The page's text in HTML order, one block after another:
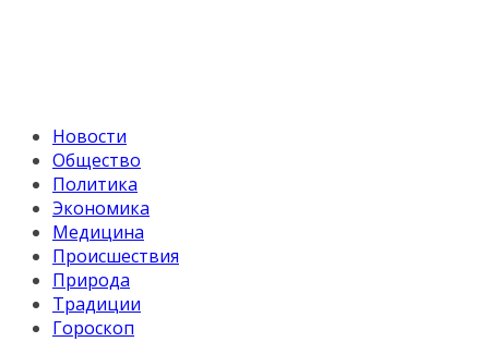
Новости
Общество
Политика
Экономика
Медицина
Происшествия
Природа
Традиции
Гороскоп